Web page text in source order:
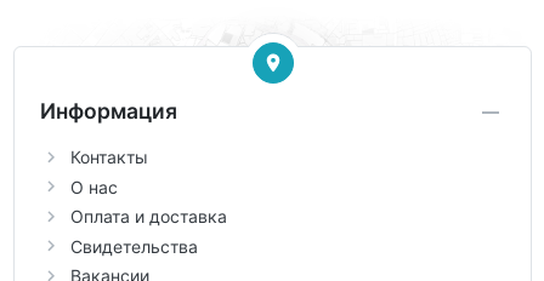
Информация
Контакты
О нас
Оплата и доставка
Свидетельства
Вакансии